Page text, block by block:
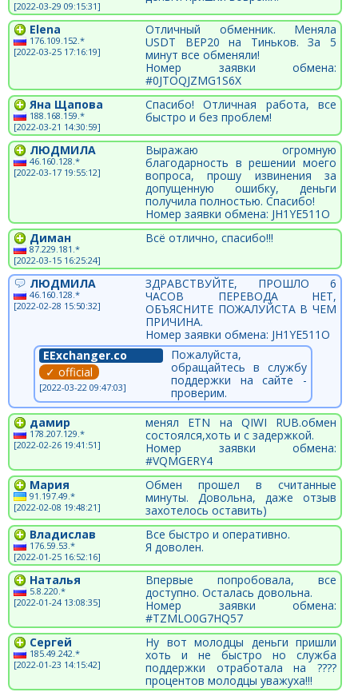
[2022-03-29 09:15:31]
Elena
176.109.152.*
[2022-03-25 17:16:19]
Отличный обменник. Меняла
USDT BEP20 на Тиньков. За 5
минут все обменяли!
Номер заявки обмена:
#0JTOQJZMG1S6X
Яна Щапова
188.168.159.*
[2022-03-21 14:30:59]
Спасибо! Отличная работа, все
быстро и без проблем!
ЛЮДМИЛА
46.160.128.*
[2022-03-17 19:55:12]
Выражаю огромную
благодарность в решении моего
вопроса, прошу извинения за
допущенную ошибку, деньги
получила полностью. Спасибо!
Номер заявки обмена: JH1YE511O
Диман
87.229.181.*
[2022-03-15 16:25:24]
Всё отлично, спасибо!!!
ЛЮДМИЛА
46.160.128.*
[2022-02-28 15:50:32]
ЗДРАВСТВУЙТЕ, ПРОШЛО 6
ЧАСОВ ПЕРЕВОДА НЕТ,
ОБЪЯСНИТЕ ПОЖАЛУЙСТА В ЧЕМ
ПРИЧИНА.
Номер заявки обмена: JH1YE511O
EExchanger.co
✓ official
[2022-03-22 09:47:03]
Пожалуйста,
обращайтесь в службу
поддержки на сайте -
проверим.
дамир
178.207.129.*
[2022-02-26 19:41:51]
менял ETN на QIWI RUB.обмен
состоялся,хоть и с задержкой.
Номер заявки обмена:
#VQMGERY4
Мария
91.197.49.*
[2022-02-08 19:48:21]
Обмен прошел в считанные
минуты. Довольна, даже отзыв
захотелось оставить)
Владислав
176.59.53.*
[2022-01-25 16:52:16]
Все быстро и оперативно.
Я доволен.
Наталья
5.8.220.*
[2022-01-24 13:08:35]
Впервые попробовала, все
доступно. Осталась довольна.
Номер заявки обмена:
#TZMLO0G7HQ57
Сергей
185.49.242.*
[2022-01-23 14:15:42]
Ну вот молодцы деньги пришли
хоть и не быстро но служба
поддержки отработала на ????
процентов молодцы уважуха!!!